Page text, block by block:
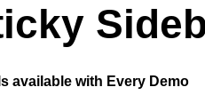
available with Every Demo